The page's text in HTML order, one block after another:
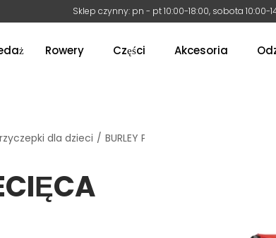
Sklep czynny: pn - pt 10:00-18:00, sobota 10:00-
Rowery Części Akcesoria
dla dzieci / BURLEY PRZYCZEPKA DZIECIĘCA